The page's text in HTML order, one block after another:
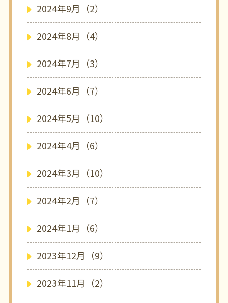
2024年9月（2）
2024年8月（4）
2024年7月（3）
2024年6月（7）
2024年5月（10）
2024年4月（6）
2024年3月（10）
2024年2月（7）
2024年1月（6）
2023年12月（9）
2023年11月（2）